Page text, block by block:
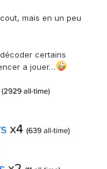
mais en un peu
certains
a jouer…